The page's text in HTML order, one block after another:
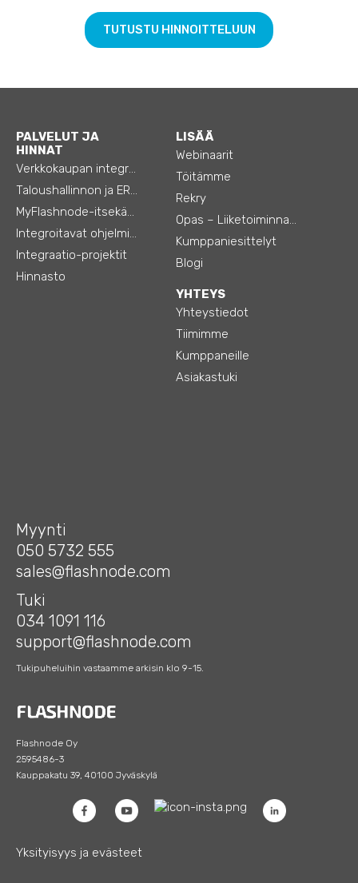
TUTUSTU HINNOITTELUUN
PALVELUT JA
HINNAT
Verkkokaupan integraatiot
Taloushallinnon ja ERP:n integraatiot
MyFlashnode-itsekäyttö-automaatio
Integroitavat ohjelmistot
Integraatio-projektit
Hinnasto
LISÄÄ
Webinaarit
Töitämme
Rekry
Opas – Liiketoiminnan tehostamiseen
Kumppaniesittelyt
Blogi
YHTEYS
Yhteystiedot
Tiimimme
Kumppaneille
Asiakastuki
Myynti
050 5732 555
sales@flashnode.com
Tuki
034 1091 116
support@flashnode.com
Tukipuheluihin vastaamme arkisin klo 9-15.
Flashnode Oy
2595486-3
Kauppakatu 39, 40100 Jyväskylä
Yksityisyys ja evästeet